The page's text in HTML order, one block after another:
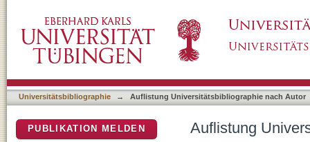
Universitätsbibliographie → Auflistung Universitätsbibliographie nach Autor
Auflistung
PUBLIKATION MELDEN